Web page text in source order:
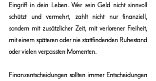
Eingriff in dein Leben. Wer sein Geld nicht sinnvoll
schützt und vermehrt, zahlt nicht nur finanziell,
sondern mit zusätzlicher Zeit, mit verlorener Freiheit,
mit einem späteren oder nie stattfindenden Ruhestand
oder vielen verpassten Momenten.
Finanzentscheidungen sollten immer Entscheidungen